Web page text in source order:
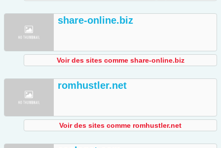
share-online.biz
Voir des sites comme share-online.biz
romhustler.net
Voir des sites comme romhustler.net